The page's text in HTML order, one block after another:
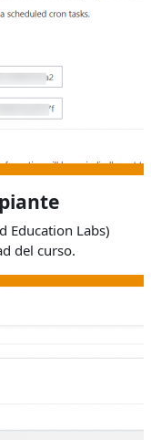
Education Labs)
del curso.